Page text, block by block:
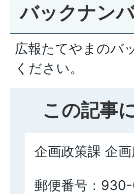
バックナン
広報たてやまのバ
ください。
この記事
企画政策課 企
郵便番号：